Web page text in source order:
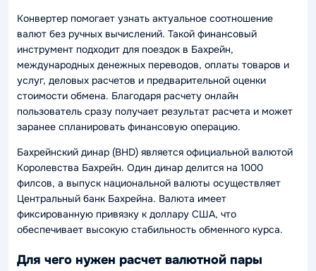
Конвертер помогает узнать актуальное соотношение
валют без ручных вычислений. Такой финансовый
инструмент подходит для поездок в Бахрейн,
международных денежных переводов, оплаты товаров и
услуг, деловых расчетов и предварительной оценки
стоимости обмена. Благодаря расчету онлайн
пользователь сразу получает результат расчета и может
заранее спланировать финансовую операцию.
Бахрейнский динар (BHD) является официальной валютой
Королевства Бахрейн. Один динар делится на 1000
филсов, а выпуск национальной валюты осуществляет
Центральный банк Бахрейна. Валюта имеет
фиксированную привязку к доллару США, что
обеспечивает высокую стабильность обменного курса.
Для чего нужен расчет валютной пары